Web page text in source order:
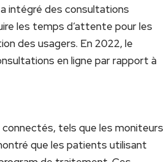
intégré des consultations
les temps‌ d’attente pour ⁣les
des usagers. En 2022, le
en ligne par rapport à
tels que les⁤ moniteurs
que les patients utilisant⁢